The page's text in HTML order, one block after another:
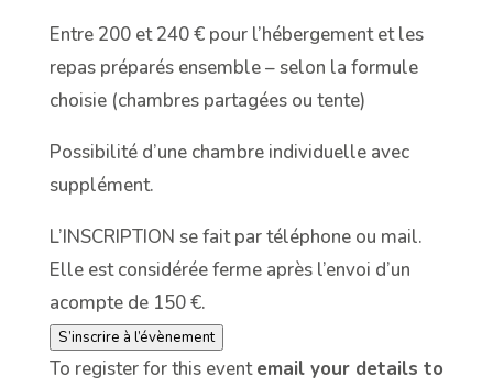
Entre 200 et 240 € pour l’hébergement et les
repas préparés ensemble – selon la formule
choisie (chambres partagées ou tente)
Possibilité d’une chambre individuelle avec
supplément.
L’INSCRIPTION se fait par téléphone ou mail.
Elle est considérée ferme après l’envoi d’un
acompte de 150 €.
S’inscrire à l’évènement
To register for this eventemail your details to